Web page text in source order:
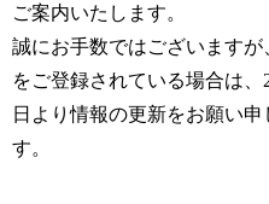
ご案内いたします。
誠にお手数ではございますが
をご登録されている場合は、
日より情報の更新をお願い申
す。